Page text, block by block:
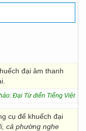
đại âm thanh
Đại Từ điển Tiếng Việt
cụ để khuếch đại
cả phường nghe